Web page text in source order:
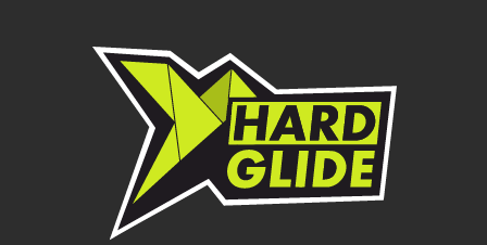
Защита двигателя и
прогрессии для мотоциклов
BETA